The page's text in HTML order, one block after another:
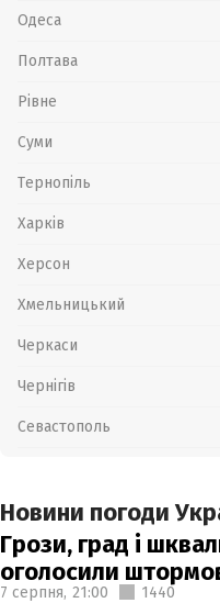
Одеса
Полтава
Рівне
Суми
Тернопіль
Харків
Херсон
Хмельницький
Черкаси
Чернігів
Севастополь
Новини погоди
Грози, град і
оголосили
7 серпня, 21:00 1440